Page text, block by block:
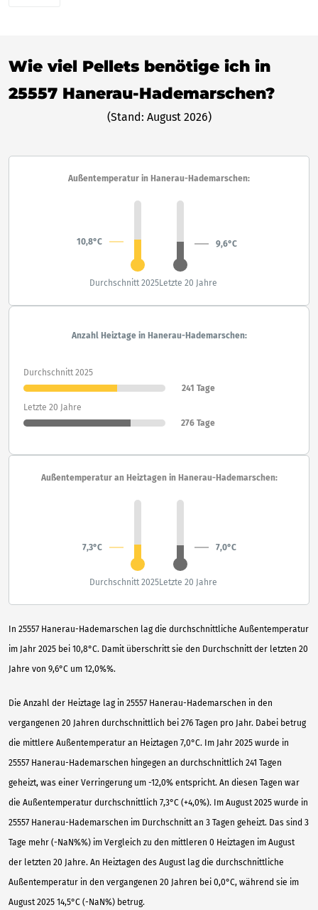
Wie viel Pellets benötige ich in
25557 Hanerau-Hademarschen?
(Stand: August 2026)
In 25557 Hanerau-Hademarschen lag die durchschnittliche Außentemperatur
im Jahr 2025 bei 10,8°C. Damit überschritt sie den Durchschnitt der letzten 20
Jahre von 9,6°C um 12,0%%.
Die Anzahl der Heiztage lag in 25557 Hanerau-Hademarschen in den
vergangenen 20 Jahren durchschnittlich bei 276 Tagen pro Jahr. Dabei betrug
die mittlere Außentemperatur an Heiztagen 7,0°C. Im Jahr 2025 wurde in
25557 Hanerau-Hademarschen hingegen an durchschnittlich 241 Tagen
geheizt, was einer Verringerung um -12,0% entspricht. An diesen Tagen war
die Außentemperatur durchschnittlich 7,3°C (+4,0%). Im August 2025 wurde in
25557 Hanerau-Hademarschen im Durchschnitt an 3 Tagen geheizt. Das sind 3
Tage mehr (-NaN%%) im Vergleich zu den mittleren 0 Heiztagen im August
der letzten 20 Jahre. An Heiztagen des August lag die durchschnittliche
Außentemperatur in den vergangenen 20 Jahren bei 0,0°C, während sie im
August 2025 14,5°C (-NaN%) betrug.
Außentemperatur in Hanerau-Hademarschen:
10,8°C 9,6°C
Durchschnitt 2025Letzte 20 Jahre
Anzahl Heiztage in Hanerau-Hademarschen:
Durchschnitt 2025
241 Tage
Letzte 20 Jahre
276 Tage
Außentemperatur an Heiztagen in Hanerau-Hademarschen:
7,3°C 7,0°C
Durchschnitt 2025Letzte 20 Jahre